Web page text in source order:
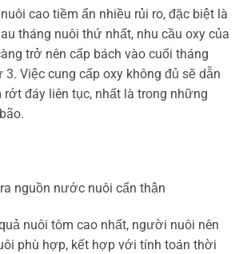
cao tiềm ẩn nhiều rủi ro, đặc biệt là
tháng nuôi thứ nhất, nhu cầu oxy của
trở nên cấp bách vào cuối tháng
Việc cung cấp oxy không đủ sẽ dẫn
đáy liên tục, nhất là trong những
nguồn nước nuôi cẩn thận
nuôi tôm cao nhất, người nuôi nên
phù hợp, kết hợp với tính toán thời